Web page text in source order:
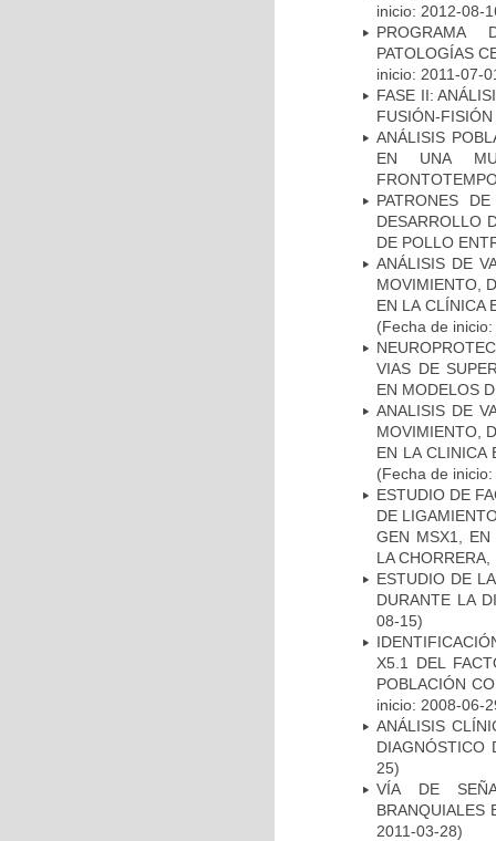
inicio: 2012-08-
PROGRAMA
PATOLOGÍAS
inicio: 2011-07-
FASE II:
FUSIÓN-
ANÁLISIS
EN UNA
PATRONES
DESARROLLO
DE POLLO
ANÁLISIS DE
MOVIMIENTO,
EN LA CLÍNICA
(Fecha de
VIAS DE
EN MODELOS
ANALISIS DE
MOVIMIENTO,
EN LA CLINICA
(Fecha de
ESTUDIO DE
DE
GEN MSX1, EN
LA
ESTUDIO DE
DURANTE LA
08-15)
X5.1 DEL
POBLACIÓN
inicio: 2008-06-
ANÁLISIS
DIAGNÓSTICO
25)
VÍA DE
BRANQUIALES
2011-03-28)